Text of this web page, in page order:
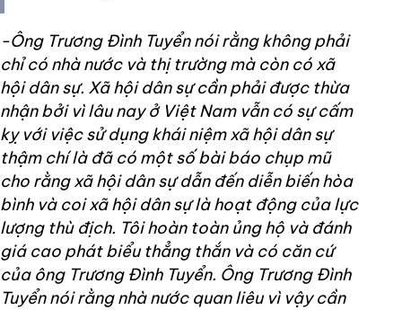
-Ông Trương Đình Tuyển nói rằng không phải
chỉ có nhà nước và thị trường mà còn có xã
hội dân sự. Xã hội dân sự cần phải được thừa
nhận bởi vì lâu nay ở Việt Nam vẫn có sự cấm
kỵ với việc sử dụng khái niệm xã hội dân sự
thậm chí là đã có một số bài báo chụp mũ
cho rằng xã hội dân sự dẫn đến diễn biến hòa
bình và coi xã hội dân sự là hoạt động của lực
lượng thù địch. Tôi hoàn toàn ủng hộ và đánh
giá cao phát biểu thẳng thắn và có căn cứ
của ông Trương Đình Tuyển. Ông Trương Đình
Tuyển nói rằng nhà nước quan liêu vì vậy cần